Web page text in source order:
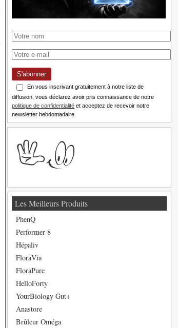
S'abonner
En vous inscrivant gratuitement à notre liste de
diffusion, vous déclarez avoir pris connaissance de notre
politique de confidentialité et acceptez de recevoir notre
newsletter hebdomadaire.
Les Meilleurs Produits
PhenQ
Performer 8
Hépaliv
FloraVia
FloraPure
HelloForty
YourBiology Gut+
Anastore
Brûleur Oméga